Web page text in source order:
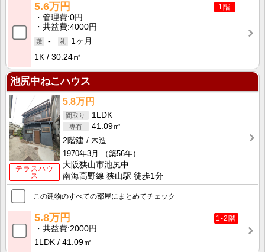
1階
5.6万円
管理費 0円
共益費 4000円
-
1ヶ月
1K
30.24㎡
池尻中ねこハウス
テラスハウ
ス
5.8万円
1LDK
41.09㎡
2階建
木造
1970年3月
（築56年）
大阪狭山市池尻中
南海高野線 狭山駅 徒歩1分
この建物のすべての部屋にまとめてチェック
1-2階
5.8万円
共益費 2000円
1LDK
41.09㎡